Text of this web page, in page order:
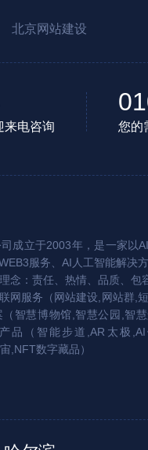
北京网站建设
来电咨询 您的
成立于2003年，是一家以
服务、AI人工智能解决
念：责任、热情、品质、包
网服务（网站建设,网站群,
智慧博物馆,智慧公园,智
品（智能步道,AR太极
,NFT数字藏品）